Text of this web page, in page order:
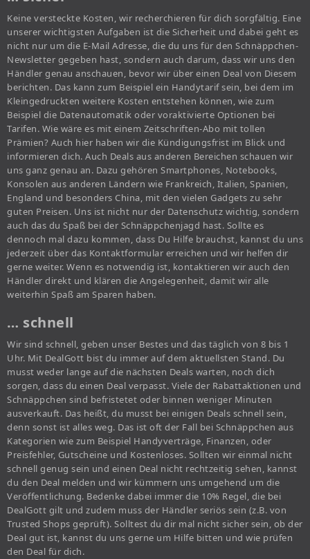
Keine versteckte Kosten, wir recherchieren für dich sorgfältig. Eine
unserer wichtigsten Aufgaben ist die Sicherheit und dabei geht es
nicht nur um die E-Mail Adresse, die du uns für den Schnäppchen-
Newsletter gegeben hast, sondern auch darum, dass wir uns den
Händler genau anschauen, bevor wir über einen Deal von Diesem
berichten. Das kann zum Beispiel ein Handytarif sein, bei dem im
Kleingedruckten weitere Kosten entstehen können, wie zum
Beispiel die Datenautomatik oder voraktivierte Optionen bei
Tarifen. Wie wäre es mit einem Zeitschriften-Abo mit tollen
Prämien? Auch hier haben wir die Kündigungsfrist im Blick und
informieren dich. Auch Deals aus anderen Bereichen schauen wir
uns ganz genau an. Dazu gehören Smartphones, Notebooks,
Konsolen aus anderen Ländern wie Frankreich, Italien, Spanien,
England und besonders China, mit den vielen Gadgets zu sehr
guten Preisen. Uns ist nicht nur der Datenschutz wichtig, sondern
auch das du Spaß bei der Schnäppchenjagd hast. Sollte es
dennoch mal dazu kommen, dass Du Hilfe brauchst, kannst du uns
jederzeit über das Kontaktformular erreichen und wir helfen dir
gerne weiter. Wenn es notwendig ist, kontaktieren wir auch den
Händler direkt und klären die Angelegenheit, damit wir alle
weiterhin Spaß am Sparen haben.
… schnell
Wir sind schnell, geben unser Bestes und das täglich von 8 bis 1
Uhr. Mit DealGott bist du immer auf dem aktuellsten Stand. Du
musst weder lange auf die nächsten Deals warten, noch dich
sorgen, dass du einen Deal verpasst. Viele der Rabattaktionen und
Schnäppchen sind befristetet oder binnen weniger Minuten
ausverkauft. Das heißt, du musst bei einigen Deals schnell sein,
denn sonst ist alles weg. Das ist oft der Fall bei Schnäppchen aus
Kategorien wie zum Beispiel Handyverträge, Finanzen, oder
Preisfehler, Gutscheine und Kostenloses. Sollten wir einmal nicht
schnell genug sein und einen Deal nicht rechtzeitig sehen, kannst
du den Deal melden und wir kümmern uns umgehend um die
Veröffentlichung. Bedenke dabei immer die 10% Regel, die bei
DealGott gilt und zudem muss der Händler seriös sein (z.B. von
Trusted Shops geprüft). Solltest du dir mal nicht sicher sein, ob der
Deal gut ist, kannst du uns gerne um Hilfe bitten und wie prüfen
den Deal für dich.